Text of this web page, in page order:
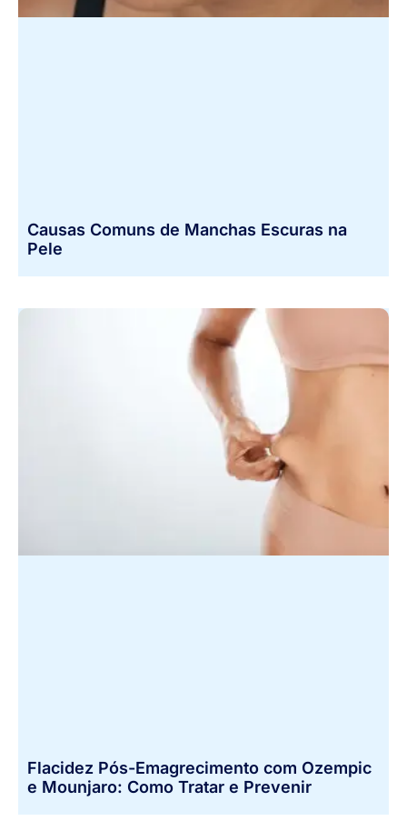
Causas Comuns de Manchas Escuras na
Pele
Flacidez Pós-Emagrecimento com Ozempic
e Mounjaro: Como Tratar e Prevenir